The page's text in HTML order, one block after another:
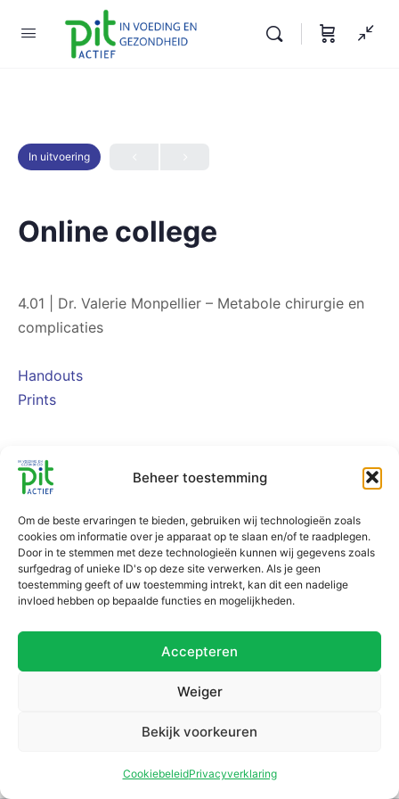
Beheer toestemming
Om de beste ervaringen te bieden, gebruiken wij technologieën zoals
cookies om informatie over je apparaat op te slaan en/of te raadplegen.
Door in te stemmen met deze technologieën kunnen wij gegevens zoals
surfgedrag of unieke ID's op deze site verwerken. Als je geen
toestemming geeft of uw toestemming intrekt, kan dit een nadelige
invloed hebben op bepaalde functies en mogelijkheden.
Accepteren
Weiger
Bekijk voorkeuren
CookiebeleidPrivacyverklaring
In uitvoering
Online college
4.01 | Dr. Valerie Monpellier – Metabole chirurgie en
complicaties
Handouts
Prints